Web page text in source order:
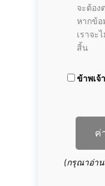
จะต้อง
หากข้อ
เราจะ
สิ้น
ข้าพเจ้
ค่
(กรุณาอ่าน